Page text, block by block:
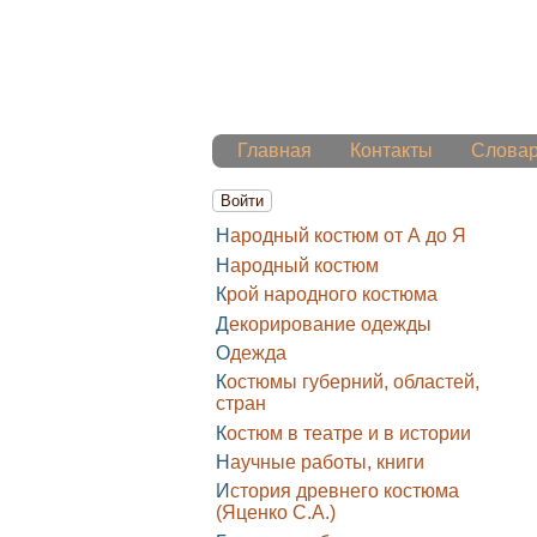
Главная Контакты
Войти
Народный костюм от А до Я
Народный костюм
Крой народного костюма
Декорирование одежды
Одежда
Костюмы губерний, областей,
стран
Костюм в театре и в истории
Научные работы, книги
История древнего костюма
(Яценко С.А.)